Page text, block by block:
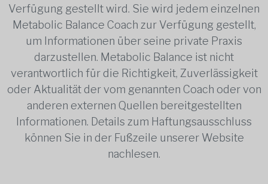
Verfügung gestellt wird. Sie wird jedem einzelnen
Metabolic Balance Coach zur Verfügung gestellt,
um Informationen über seine private Praxis
darzustellen. Metabolic Balance ist nicht
verantwortlich für die Richtigkeit, Zuverlässigkeit
oder Aktualität der vom genannten Coach oder von
anderen externen Quellen bereitgestellten
Informationen. Details zum Haftungsausschluss
können Sie in der Fußzeile unserer Website
nachlesen.